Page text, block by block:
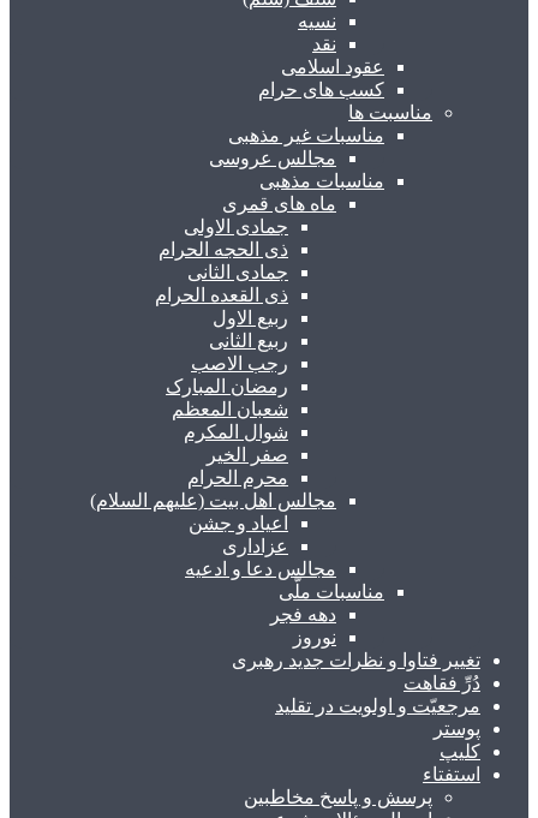
نسیه
نقد
عقود اسلامی
کسب های حرام
مناسبت ها
مناسبات غیر مذهبی
مجالس عروسی
مناسبات مذهبی
ماه های قمری
جمادی الاولی
ذی الحجه الحرام
جمادی الثانی
ذی القعده الحرام
ربیع الاول
ربیع الثانی
رجب الاصب
رمضان المبارک
شعبان المعظم
شوال المکرم
صفر الخیر
محرم الحرام
مجالس اهل بیت (علیهم السلام)
اعیاد و جشن
عزاداری
مجالس دعا و ادعیه
مناسبات ملّی
دهه فجر
نوروز
تغییر فتاوا و نظرات جدید رهبری
دُرِّ فقاهت
مرجعیّت و اولویت در تقلید
پوستر
کلیپ
استفتاء
پرسش و پاسخ مخاطبین